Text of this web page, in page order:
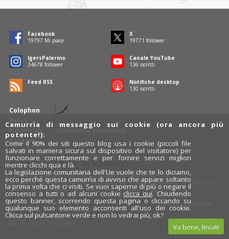
Colophon
Policy
Pubblicità
Contatti
Statistiche commenti
Facebook
19797 Mi piace
X
19771 follower
IgersPalermo
34678 follower
Canale YouTube
136 iscritti
Feed RSS
Notifiche desktop
130 iscritti
Rosalio è il blog di Palermo
754 autoriraccontano Palermo dal loro punto di vista.
Anche tu puoi essere uno degli autori: inviaci un' e-mail. Rosalio ha
anche una sezionefotobloge una sezionevideoblog.
Designcut&paste
Rosalio.it
x
Instagram
Camurrìa di messaggio sui cookie (ora ancora più
potente!):
Come il 90% dei siti questo blog usa i cookie (piccoli file
salvati in maniera sicura sul dispositivo del visitatore) per
funzionare correttamente e per fornire servizi migliori
mentre clicchi qua e là.
La legislazione comunitaria dell'Ue vuole che te lo diciamo,
ecco perché questa camurrìa di avviso che appare soltanto
la prima volta che ci visiti. Se vuoi saperne di più o negare il
consenso a tutti o ad alcuni cookie clicca qui. Chiudendo
questo banner, scorrendo questa pagina o cliccando su
qualunque suo elemento acconsenti all'uso dei cookie.
Clicca sul pulsantone verde e non lo vedrai più, ok?
Va bene, levati